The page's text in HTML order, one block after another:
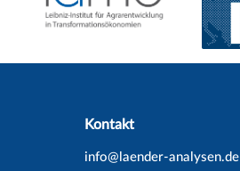
Kontakt
info@laender-analysen.de